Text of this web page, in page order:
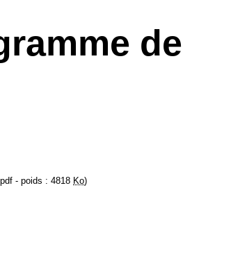
de
- poids : 4818 Ko)